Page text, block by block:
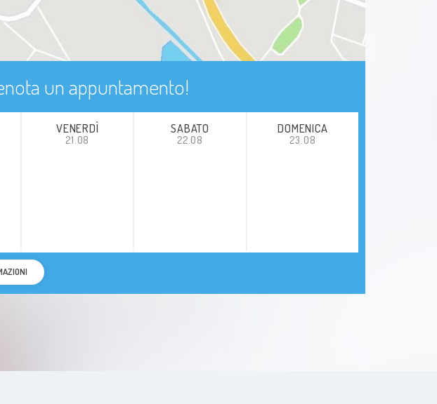
un appuntamento!
VENERDÌ
21.08
SABATO
22.08
DOMENICA
23.08